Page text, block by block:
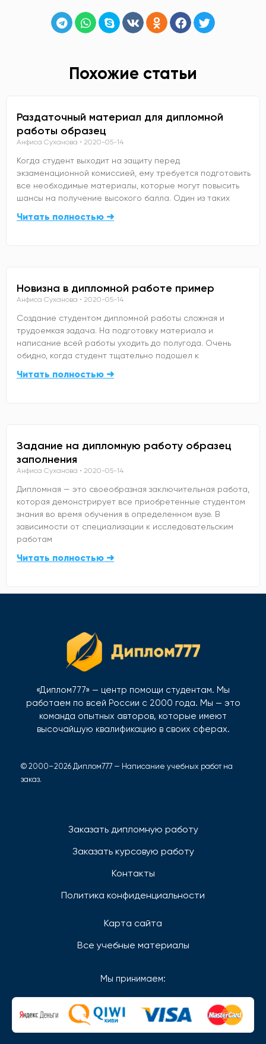
Похожие статьи
Раздаточный материал для дипломной
работы образец
Анфиса Суханова 2020-05-14
Когда студент выходит на защиту перед
экзаменационной комиссией, ему требуется подготовить
все необходимые материалы, которые могут повысить
шансы на получение высокого балла. Один из таких
Читать полностью ➜
Новизна в дипломной работе пример
Анфиса Суханова 2020-05-14
Создание студентом дипломной работы сложная и
трудоемкая задача. На подготовку материала и
написание всей работы уходить до полугода. Очень
обидно, когда студент тщательно подошел к
Читать полностью ➜
Задание на дипломную работу образец
заполнения
Анфиса Суханова 2020-05-14
Дипломная — это своеобразная заключительная работа,
которая демонстрирует все приобретенные студентом
знания во время обучения в определенном вузе. В
зависимости от специализации к исследовательским
работам
Читать полностью ➜
«Диплом777» — центр помощи студентам. Мы
работаем по всей России с 2000 года. Мы — это
команда опытных авторов, которые имеют
высочайшую квалификацию в своих сферах.
© 2000–2026 Диплом777 — Написание учебных работ на
заказ.
Заказать дипломную работу
Заказать курсовую работу
Контакты
Политика конфиденциальности
Карта сайта
Все учебные материалы
Мы принимаем: